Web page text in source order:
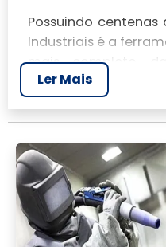
Possuindo centenas
Industriais é a
mais completo
realizar um
gelo seco, clique
anuciantes a seguir:
Ler Mais